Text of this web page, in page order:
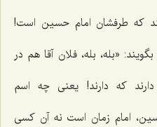
که طرفشان امام حسین است!
«بله، بله، فلان آقا هم در
که دارند! یعنی چه اسم
امام زمان است نه آن کسی